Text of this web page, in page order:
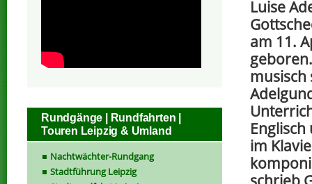
Luise
am 11.
musisch
im
Rundgänge | Rundfahrten |
Touren Leipzig & Umland
Nachtwächter-Rundgang
Stadtführung Leipzig